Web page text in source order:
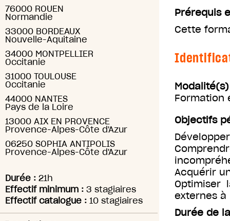
76000 ROUEN
Normandie
33000 BORDEAUX
Nouvelle-Aquitaine
34000 MONTPELLIER
Occitanie
31000 TOULOUSE
Occitanie
44000 NANTES
Pays de la Loire
13000 AIX EN PROVENCE
Provence-Alpes-Côte d'Azur
06250 SOPHIA ANTIPOLIS
Provence-Alpes-Côte d'Azur
Durée : 21h
Effectif minimum : 3 stagiaires
Effectif catalogue : 10 stagiaires
Prérequis
Cette
Formation
Objectifs
Acquérir
Optimiser
externes à
Durée de